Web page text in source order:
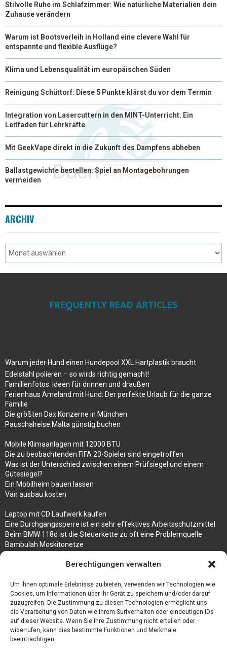
Berechtigungen verwalten
Um Ihnen optimale Erlebnisse zu bieten, verwenden wir Technologien wie
Cookies, um Informationen über Ihr Gerät zu speichern und/oder darauf
zuzugreifen. Die Zustimmung zu diesen Technologien ermöglicht uns
die Verarbeitung von Daten wie Ihrem Surfverhalten oder eindeutigen IDs
auf dieser Website. Wenn Sie Ihre Zustimmung nicht erteilen oder
widerrufen, kann dies bestimmte Funktionen und Merkmale
beeinträchtigen.
Stilvolle Ruhe im Schlafzimmer: Wie natürliche Materialien dein
Zuhause verändern
Warum ist Bootsverleih in Holland eine clevere Wahl für
entspannte und flexible Ausflüge?
Klima und Lebensqualität im europäischen Süden
Reinigung Schüttorf: Diese 5 Punkte klärst du vor dem Termin
Integration von Lasercuttern in den MINT-Unterricht: Ein
Leitfaden für Lehrkräfte
Mit GeekVape direkt in die Zukunft des Dampfens abheben
Ballastgewichte bestellen: Spiel an Montagebohrungen
vermeiden
ARCHIV
FREQUENTLY READ ARTICLES
Warum jeder Hund einen Hundepool XXL Hartplastik braucht
Edelstahl polieren – so wirds richtig gemacht!
Familienfotos: Ideen für drinnen und draußen
Ferienhaus Ameland mit Hund: Der perfekte Urlaub für die ganze
Familie
Die größten Dax Konzerne in München
Pauschalreise Malta günstig buchen
Mobile Klimaanlagen mit 12000 BTU
Die zu beobachtenden FIFA 23-Spieler sind eingetroffen
Was ist der Unterschied zwischen einem Prüfsiegel und einem
Gütesiegel?
Ein Mobilheim bauen lassen
Van ausbau kosten
Laptop mit CD Laufwerk kaufen
Eine Durchgangssperre ist ein sehr effektives Arbeitsschutzmittel
Beim BMW 118d ist die Steuerkette zu oft eine Problemquelle
Bambulah Moskitonetze
Test Toilettensitz – Helfen Sie Ihren Senioren
Personalhandbuch
10 Tipps um einen guten Eindruck zu machen
Sahnemaschine